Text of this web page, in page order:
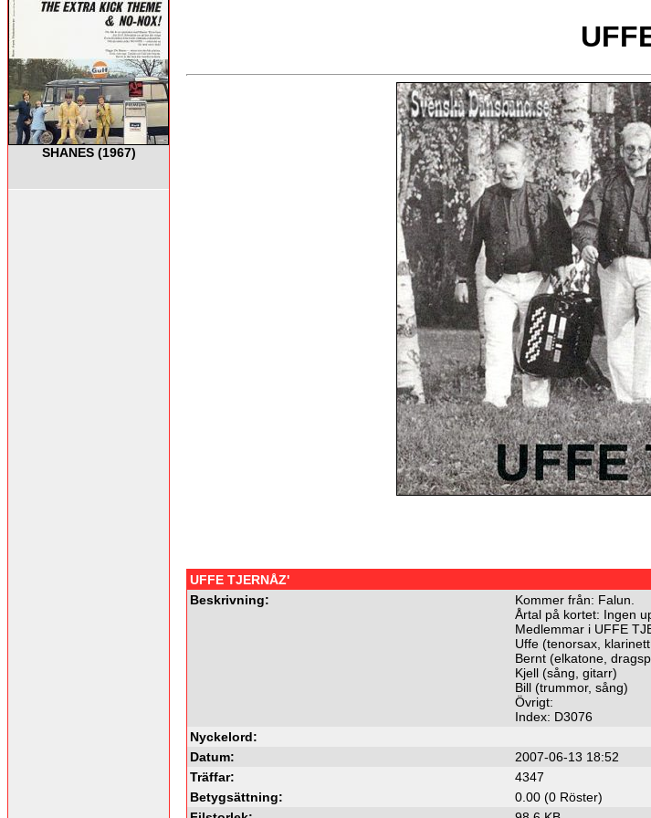
SHANES (1967)
UFFE TJERNÅZ'
Beskrivning:
Kommer från: Falun.
Årtal på kortet: Ingen
Medlemmar i UFFE
Uffe (tenorsax,
Bernt (elkatone,
Kjell (sång, gitarr)
Bill (trummor, sång)
Övrigt:
Index: D3076
Nyckelord:
Datum:
2007-06-13 18:52
Träffar:
4347
Betygsättning:
0.00 (0 Röster)